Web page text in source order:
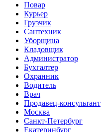
Повар
Курьер
Грузчик
Сантехник
Уборщица
Кладовщик
Администратор
Бухгалтер
Охранник
Водитель
Врач
Продавец-консультант
Москва
Санкт-Петербург
Екатеринбург